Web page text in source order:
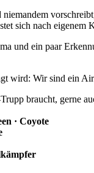
niemandem
sich nach eigenem
und ein paar
wird: Wir sind ein
braucht, gerne
· Coyote